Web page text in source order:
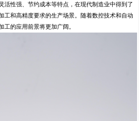
活性强、节约成本等特点，在现代制造业中得到了
工和高精度要求的生产场景。随着数控技术和自动
工的应用前景将更加广阔。